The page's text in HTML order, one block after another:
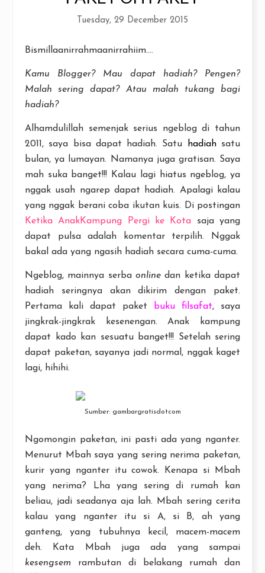
Tuesday, 29 December 2015
Bismillaanirrahmaanirrahiim....
Kamu Blogger? Mau dapat hadiah? Pengen?
Malah sering dapat? Atau malah tukang bagi
hadiah?
Alhamdulillah semenjak serius ngeblog di tahun
2011, saya bisa dapat hadiah. Satu
hadiahsatu
bulan, ya lumayan. Namanya juga gratisan. Saya
mah suka banget!!! Kalau lagi hiatus ngeblog, ya
nggak usah ngarep dapat hadiah. Apalagi kalau
yang nggak berani coba ikutan kuis. Di postingan
Ketika AnakKampung Pergi ke Kota saja yang
dapat pulsa adalah komentar terpilih. Nggak
bakal ada yang ngasih hadiah secara cuma-cuma.
Ngeblog, mainnya serba online dan ketika dapat
hadiah seringnya akan dikirim dengan paket.
Pertama kali dapat paket
buku filsafat, saya
jingkrak-jingkrak kesenengan. Anak kampung
dapat kado kan sesuatu banget!!! Setelah sering
dapat paketan, sayanya jadi normal, nggak kaget
lagi, hihihi.
Sumber: gambargratisdotcom
Ngomongin paketan, ini pasti ada yang nganter.
Menurut Mbah saya yang sering nerima paketan,
kurir yang nganter itu cowok. Kenapa si Mbah
yang nerima? Lha yang sering di rumah kan
beliau, jadi seadanya aja lah. Mbah sering cerita
kalau yang nganter itu si A, si B, ah yang
ganteng, yang tubuhnya kecil, macem-macem
deh. Kata Mbah juga ada yang sampai
kesengsem rambutan di belakang rumah dan